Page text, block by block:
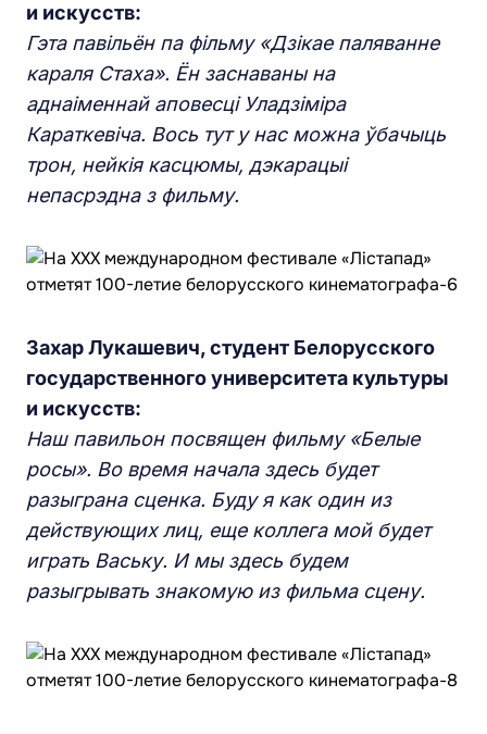
и искусств:
Гэта павільён па фільму «Дзікае паляванне
караля Стаха». Ён заснаваны на
аднаіменнай аповесці Уладзіміра
Караткевіча. Вось тут у нас можна ўбачыць
трон, нейкія касцюмы, дэкарацыі
непасрэдна з фильму.
Захар Лукашевич, студент Белорусского
государственного университета культуры
и искусств:
Наш павильон посвящен фильму «Белые
росы». Во время начала здесь будет
разыграна сценка. Буду я как один из
действующих лиц, еще коллега мой будет
играть Ваську. И мы здесь будем
разыгрывать знакомую из фильма сцену.